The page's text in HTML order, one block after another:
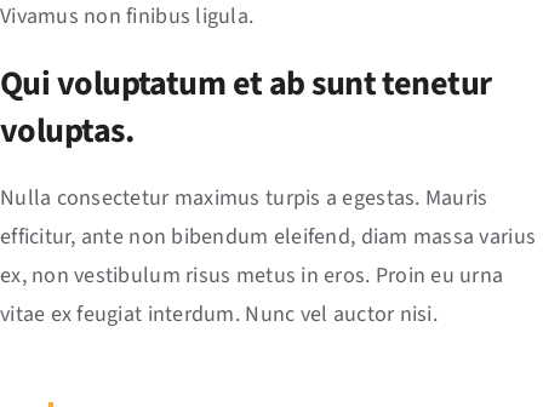
Vivamus non finibus ligula.
Qui voluptatum et ab sunt tenetur
voluptas.
Nulla consectetur maximus turpis a egestas. Mauris
efficitur, ante non bibendum eleifend, diam massa varius
ex, non vestibulum risus metus in eros. Proin eu urna
vitae ex feugiat interdum. Nunc vel auctor nisi.